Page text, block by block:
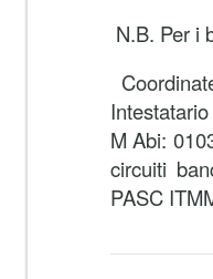
N.B. Per i
M Abi:
circuiti
PASC